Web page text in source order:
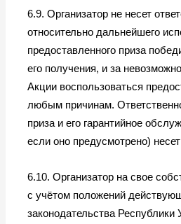
6.9. Организатор не несет
относительно дальнейшего
предоставленного приза
его получения, и за
Акции воспользоваться
любым причинам.
приза и его гарантийное
если оно предусмотрено)
6.10. Организатор на свое
с учётом положений
законодательства Республики